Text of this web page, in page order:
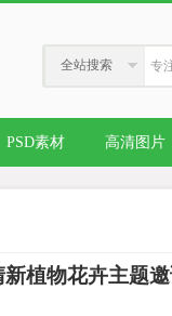
全站搜索
PSD素材 高清图片
新植物花卉主题